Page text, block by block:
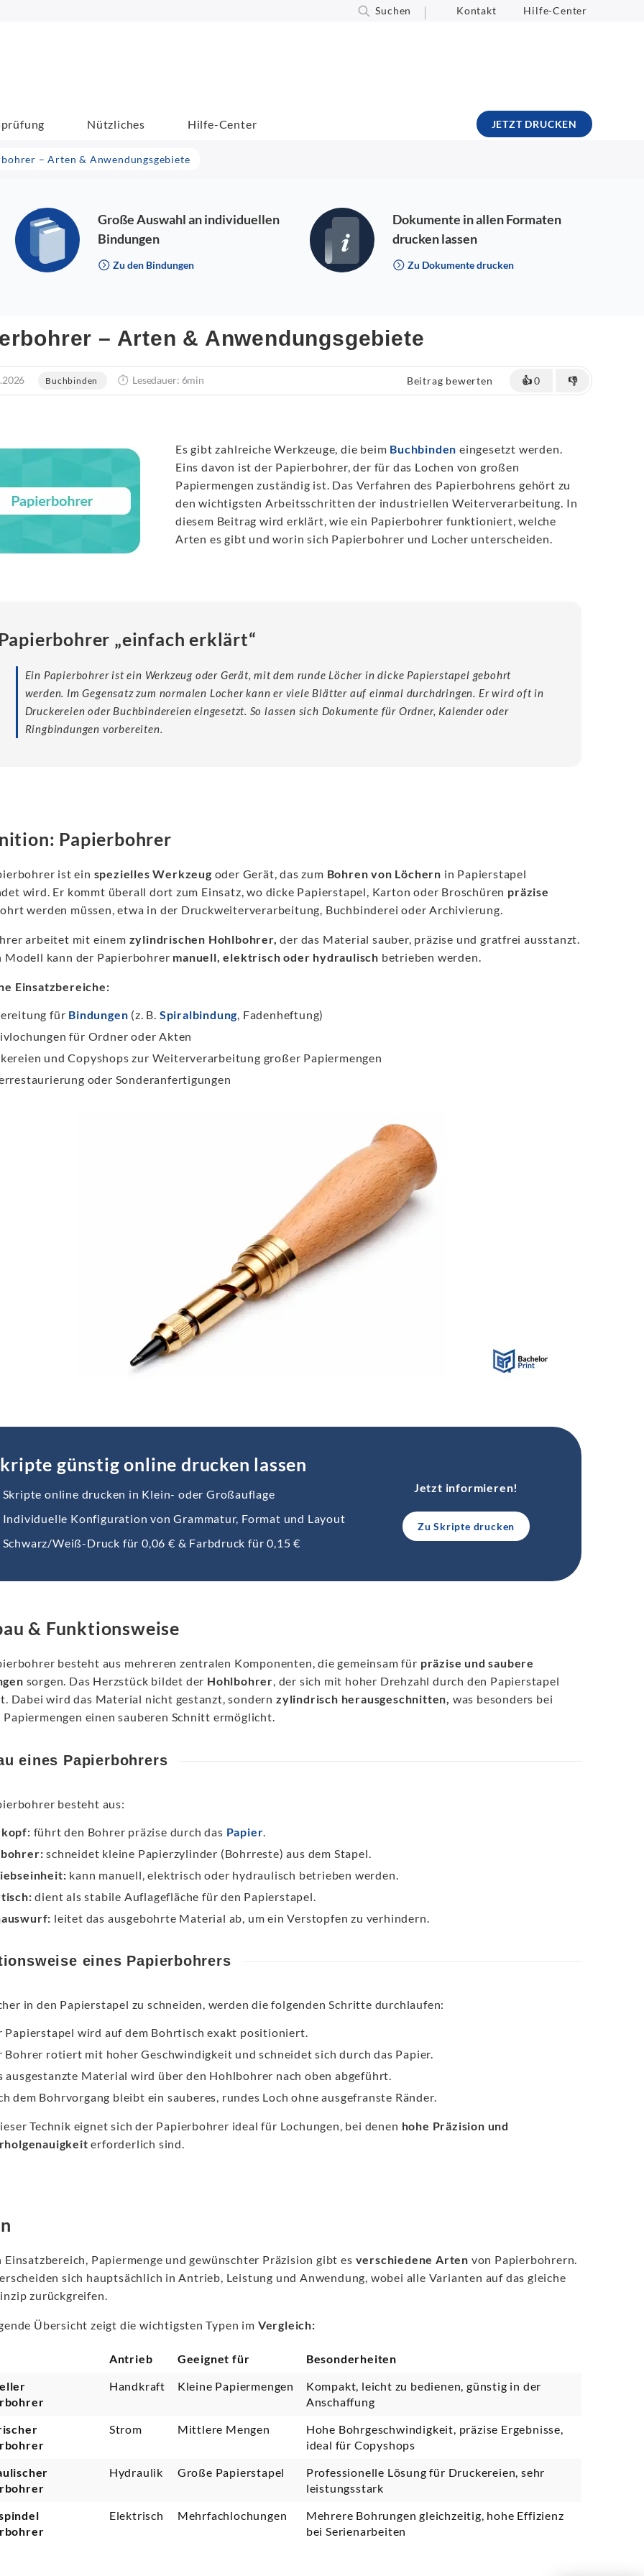
Suchen Kontakt Hilfe-Center
Nützliches Hilfe-Center JETZT DRUCKEN
– Arten & Anwendungsgebiete
Große Auswahl an individuellen
Bindungen
Zu den Bindungen
Dokumente in allen Formaten
drucken lassen
Zu Dokumente drucken
– Arten & Anwendungsgebiete
Buchbinden Lesedauer: 6min Beitrag bewerten 👍0 👎
Es gibt zahlreiche Werkzeuge, die beim Buchbinden eingesetzt werden.
Eins davon ist der Papierbohrer, der für das Lochen von großen
Papiermengen zuständig ist. Das Verfahren des Papierbohrens gehört zu
den wichtigsten Arbeitsschritten der industriellen Weiterverarbeitung. In
diesem Beitrag wird erklärt, wie ein Papierbohrer funktioniert, welche
Arten es gibt und worin sich Papierbohrer und Locher unterscheiden.
„einfach erklärt“
Ein Papierbohrer ist ein Werkzeug oder Gerät, mit dem runde Löcher in dicke Papierstapel gebohrt
werden. Im Gegensatz zum normalen Locher kann er viele Blätter auf einmal durchdringen. Er wird oft in
Druckereien oder Buchbindereien eingesetzt. So lassen sich Dokumente für Ordner, Kalender oder
Ringbindungen vorbereiten.
Papierbohrer
ist ein spezielles Werkzeug oder Gerät, das zum Bohren von Löchern in Papierstapel
wird. Er kommt überall dort zum Einsatz, wo dicke Papierstapel, Karton oder Broschüren präzise
werden müssen, etwa in der Druckweiterverarbeitung, Buchbinderei oder Archivierung.
arbeitet mit einem zylindrischen Hohlbohrer, der das Material sauber, präzise und gratfrei ausstanzt.
Modell kann der Papierbohrer manuell, elektrisch oder hydraulisch betrieben werden.
Einsatzbereiche:
für Bindungen (z. B. Spiralbindung, Fadenheftung)
für Ordner oder Akten
und Copyshops zur Weiterverarbeitung großer Papiermengen
oder Sonderanfertigungen
günstig online drucken lassen
Skripte online drucken in Klein- oder Großauflage
Individuelle Konfiguration von Grammatur, Format und Layout
Schwarz/Weiß-Druck für 0,06 € & Farbdruck für 0,15 €
Jetzt informieren!
Zu Skripte drucken
& Funktionsweise
besteht aus mehreren zentralen Komponenten, die gemeinsam für präzise und saubere
sorgen. Das Herzstück bildet der Hohlbohrer, der sich mit hoher Drehzahl durch den Papierstapel
Dabei wird das Material nicht gestanzt, sondern zylindrisch herausgeschnitten, was besonders bei
Papiermengen einen sauberen Schnitt ermöglicht.
eines Papierbohrers
besteht aus:
führt den Bohrer präzise durch das Papier.
schneidet kleine Papierzylinder (Bohrreste) aus dem Stapel.
kann manuell, elektrisch oder hydraulisch betrieben werden.
dient als stabile Auflagefläche für den Papierstapel.
leitet das ausgebohrte Material ab, um ein Verstopfen zu verhindern.
eines Papierbohrers
in den Papierstapel zu schneiden, werden die folgenden Schritte durchlaufen:
Papierstapel wird auf dem Bohrtisch exakt positioniert.
Bohrer rotiert mit hoher Geschwindigkeit und schneidet sich durch das Papier.
ausgestanzte Material wird über den Hohlbohrer nach oben abgeführt.
dem Bohrvorgang bleibt ein sauberes, rundes Loch ohne ausgefranste Ränder.
Technik eignet sich der Papierbohrer ideal für Lochungen, bei denen hohe Präzision und
erforderlich sind.
Einsatzbereich, Papiermenge und gewünschter Präzision gibt es verschiedene Arten von Papierbohrern.
sich hauptsächlich in Antrieb, Leistung und Anwendung, wobei alle Varianten auf das gleiche
zurückgreifen.
Übersicht zeigt die wichtigsten Typen im Vergleich:
Antrieb Geeignet für
Besonderheiten
Handkraft Kleine Papiermengen
Kompakt, leicht zu bedienen, günstig in der
Anschaffung
Strom Mittlere Mengen
Hohe Bohrgeschwindigkeit, präzise Ergebnisse,
ideal für Copyshops
Hydraulik Große Papierstapel
Professionelle Lösung für Druckereien, sehr
leistungsstark
Elektrisch Mehrfachlochungen
Mehrere Bohrungen gleichzeitig, hohe Effizienz
bei Serienarbeiten